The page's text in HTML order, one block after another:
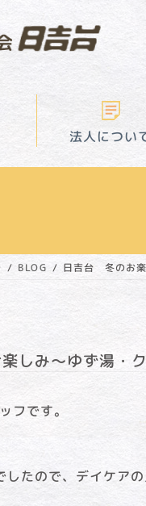
法人につい
BLOG 日吉台 冬のお楽
しみ～ゆず湯・
フです。
たので、デイケアの